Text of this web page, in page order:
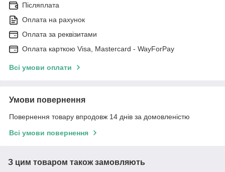
Післяплата
Оплата на рахунок
Оплата за реквізитами
Оплата карткою Visa, Mastercard - WayForPay
Всі умови оплати
Умови повернення
Повернення товару впродовж 14 днів за домовленістю
Всі умови повернення
З цим товаром також замовляють